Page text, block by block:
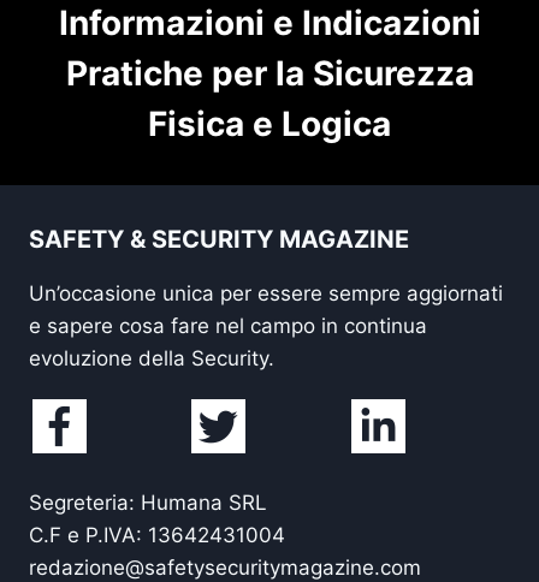
Informazioni e Indicazioni
Pratiche per la Sicurezza
Fisica e Logica
SAFETY & SECURITY MAGAZINE
Un’occasione unica per essere sempre aggiornati
e sapere cosa fare nel campo in continua
evoluzione della Security.
Segreteria: Humana SRL
C.F e P.IVA: 13642431004
redazione@safetysecuritymagazine.com